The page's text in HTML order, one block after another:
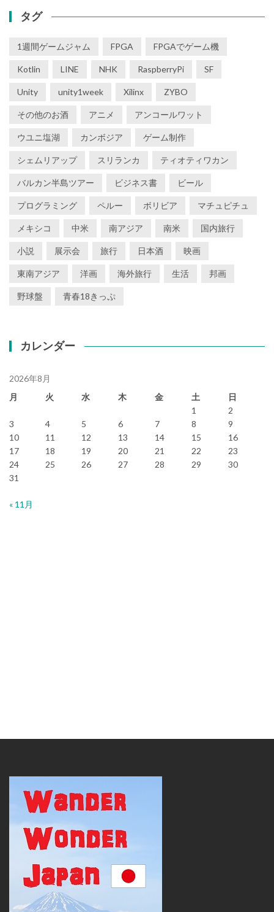
タグ
1週間ゲームジャム FPGA FPGAでゲーム機
Kotlin LINE NHK RaspberryPi SF
Unity unity1week Xilinx ZYBO
その他のお酒 アニメ アンコールワット
ウユニ塩湖 カンボジア ゲーム制作
シェムリアップ スリランカ ティオティワカン
バルカン半島ツアー ビジネス書 ビール
プログラミング ペルー ボリビア マチュピチュ
メキシコ 中米 南アジア 南米 国内旅行
小説 展示会 旅行 日本酒 映画
東南アジア 洋画 海外旅行 生活 邦画
野球盤 青春18きっぷ
カレンダー
2026年8月
月
火 水 木 金 土
日
1
2
3
4 5 6 7 8
9
10
11 12 13 14 15
16
17
18 19 20 21 22
23
24
25 26 27 28 29
30
31
« 11月